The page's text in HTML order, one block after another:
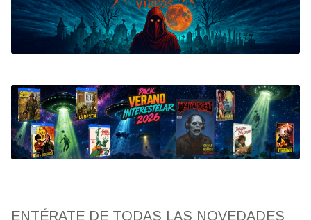
Bluray
Clasificada S
artwork
fantaterror
Jesús Franco
ENTÉRATE DE TODAS LAS NOVEDADES